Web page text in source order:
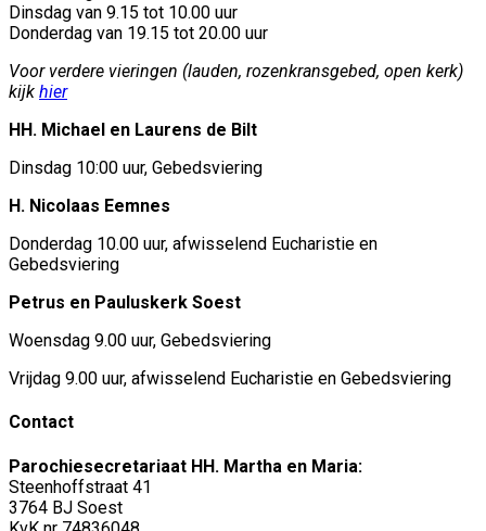
Dinsdag van 9.15 tot 10.00 uur
Donderdag van 19.15 tot 20.00 uur
Voor verdere vieringen (lauden, rozenkransgebed, open kerk)
kijk hier
HH. Michael en Laurens de Bilt
Dinsdag 10:00 uur, Gebedsviering
H. Nicolaas Eemnes
Donderdag 10.00 uur, afwisselend Eucharistie en
Gebedsviering
Petrus en Pauluskerk Soest
Woensdag 9.00 uur, Gebedsviering
Vrijdag 9.00 uur, afwisselend Eucharistie en Gebedsviering
Contact
Parochiesecretariaat HH. Martha en Maria:
Steenhoffstraat 41
3764 BJ Soest